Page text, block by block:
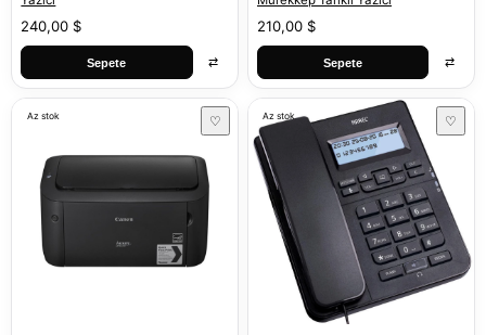
240,00 $
Sepete ⇄
210,00 $
Sepete ⇄
Az stok ♡ Az stok ♡